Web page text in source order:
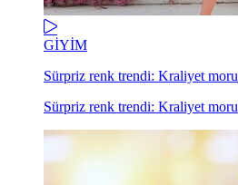
GİYİM
Sürpriz renk trendi: Kraliyet moru
Sürpriz renk trendi: Kraliyet moru